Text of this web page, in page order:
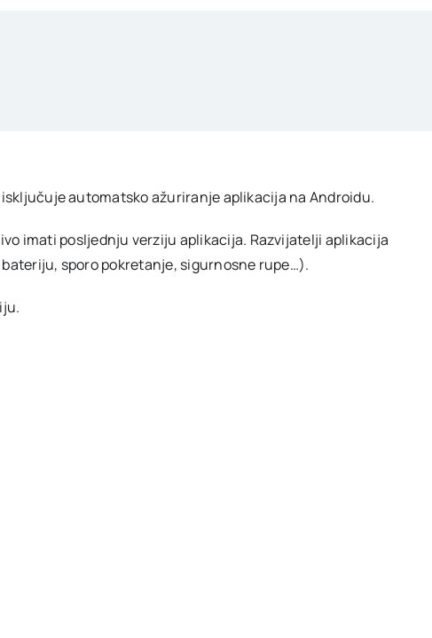
automatsko ažuriranje aplikacija na Androidu.
imati posljednju verziju aplikacija. Razvijatelji aplikacija
sporo pokretanje, sigurnosne rupe…).